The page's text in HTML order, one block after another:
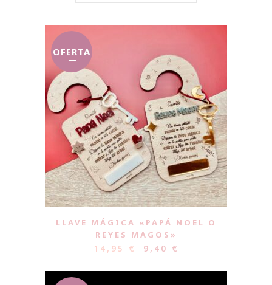
OFERTA
LLAVE MÁGICA «PAPÁ NOEL O
REYES MAGOS»
14,95€ 9,40 €